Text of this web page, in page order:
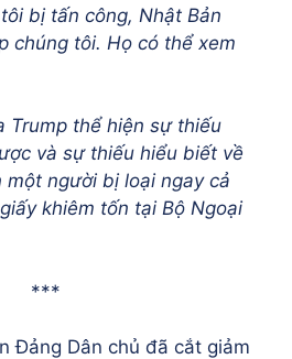
bị tấn công, Nhật Bản
chúng tôi. Họ có thể xem
Trump thể hiện sự thiếu
và sự thiếu hiểu biết về
người bị loại ngay cả
khiêm tốn tại Bộ Ngoại
***
Đảng Dân chủ đã cắt giảm